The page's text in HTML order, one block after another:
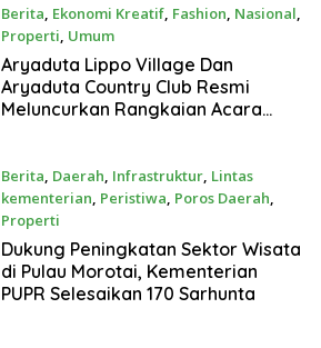
JANUARI 2025 Di BIOSKOP
Berita, Ekonomi Kreatif, Fashion, Nasional,
Properti, Umum
Nov 24, 2024
Aryaduta Lippo Village Dan
Aryaduta Country Club Resmi
Meluncurkan Rangkaian Acara
Berita, Daerah, Infrastruktur, Lintas
kementerian, Peristiwa, Poros Daerah,
Properti
Sep 28, 2022
Dukung Peningkatan Sektor Wisata
di Pulau Morotai, Kementerian
PUPR Selesaikan 170 Sarhunta